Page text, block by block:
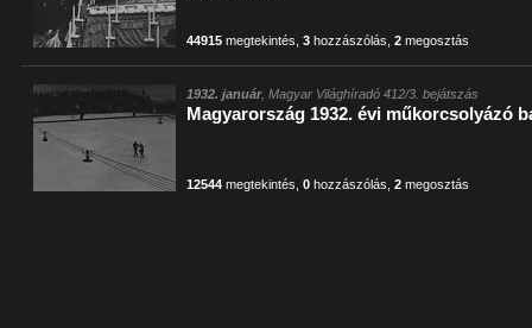
44915 megtekintés ,3 hozzászólás ,2 megosztás
1932. január, Magyar Világhíradó 412/3. bejátszás
Magyarország 1932. évi műkorcsolyázó
12544 megtekintés ,0 hozzászólás ,2 megosztás